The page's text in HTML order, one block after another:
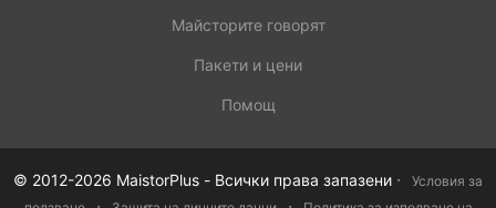
Майсторите говорят
Пакети и цени
Помощ
© 2012-2026 MaistorPlus - Всички права запазени ·
Условия за